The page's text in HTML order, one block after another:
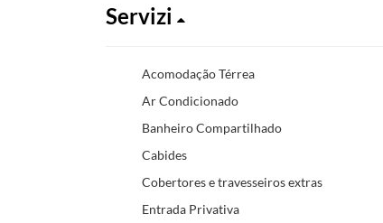
Servizi
Acomodação Térrea
Ar Condicionado
Banheiro Compartilhado
Cabides
Cobertores e travesseiros extras
Entrada Privativa